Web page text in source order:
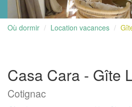
Où dormir Location vacances
Casa Cara - Gîte
Cotignac